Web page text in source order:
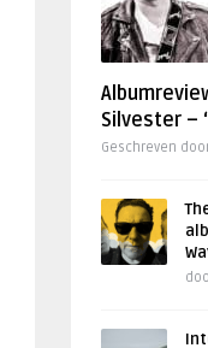
Silvester –
Geschreven